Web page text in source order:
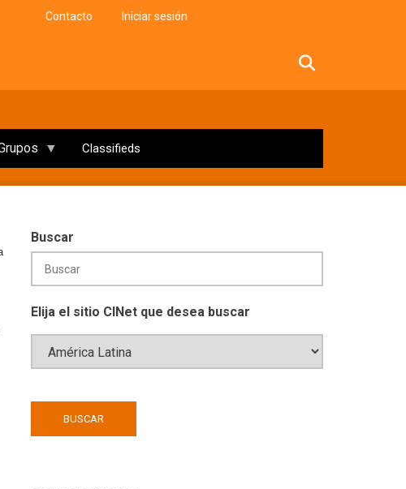
Contacto Iniciar sesión
Classifieds
Buscar
Elija el sitio CINet que desea buscar